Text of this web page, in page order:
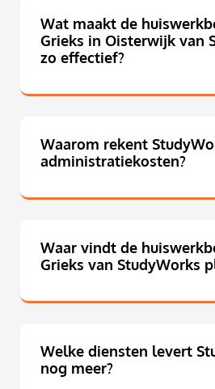
Wat maakt de
Grieks in Oisterwijk van
zo effectief?
Waarom rekent
administratiekosten?
Waar vindt de
Grieks van StudyWorks
Welke diensten levert
nog meer?